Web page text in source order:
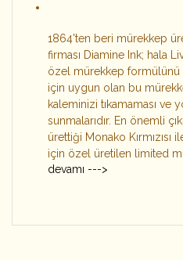
1864'ten beri mürekkep
firması Diamine Ink; hala
özel mürekkep formülünü
için uygun olan bu
kaleminizi tıkamaması ve
sunmalarıdır. En önemli
ürettiği Monako Kırmızısı
için özel üretilen limited
devamı --->